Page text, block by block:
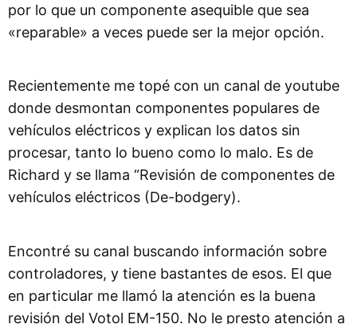
por lo que un componente asequible que sea
«reparable» a veces puede ser la mejor opción.
Recientemente me topé con un canal de youtube
donde desmontan componentes populares de
vehículos eléctricos y explican los datos sin
procesar, tanto lo bueno como lo malo. Es de
Richard y se llama “Revisión de componentes de
vehículos eléctricos (De-bodgery).
Encontré su canal buscando información sobre
controladores, y tiene bastantes de esos. El que
en particular me llamó la atención es la buena
revisión del Votol EM-150. No le presto atención a